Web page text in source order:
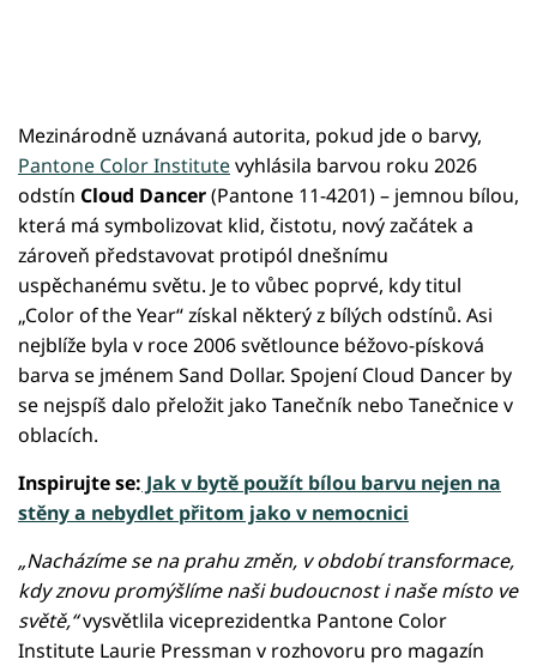
Mezinárodně uznávaná autorita, pokud jde o barvy,
Pantone Color Institutevyhlásila barvou roku 2026
odstín Cloud Dancer(Pantone 11-4201) – jemnou bílou,
která má symbolizovat klid, čistotu, nový začátek a
zároveň představovat protipól dnešnímu
uspěchanému světu. Je to vůbec poprvé, kdy titul
„Color of the Year“ získal některý z bílých odstínů. Asi
nejblíže byla v roce 2006 světlounce béžovo-písková
barva se jménem Sand Dollar. Spojení Cloud Dancer by
se nejspíš dalo přeložit jako Tanečník nebo Tanečnice v
oblacích.
Inspirujte se: Jak v bytě použít bílou barvu nejen na
stěny a nebydlet přitom jako v nemocnici
„Nacházíme se na prahu změn, v období transformace,
kdy znovu promýšlíme naši budoucnost i naše místo ve
světě,“vysvětlila viceprezidentka Pantone Color
Institute Laurie Pressman v rozhovoru pro magazín